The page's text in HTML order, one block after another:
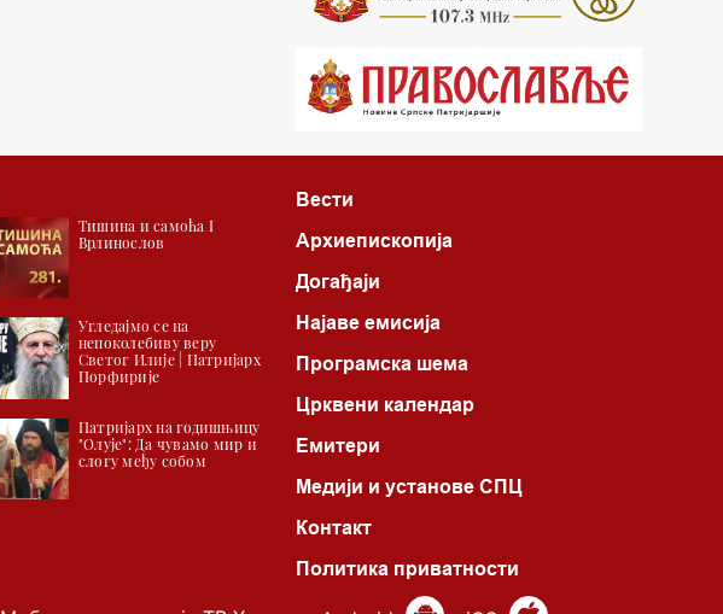
20.30 Хроника Архиепископије
21.03 Врлинослов
22.03 Црквена предавања и трибине
00.03 Црквена предавања и трибине
01.03 Живе речи - подкаст
*најважније вести емитујемо на
Тишина и самоћа I
Врлинослов
Угледајмо се на
непоколебиву веру
Светог Илије | Патријарх
Порфирије
Патријарх на годишњицу
"Олује": Да чувамо мир и
слогу међу собом
Вести
Архиепископија
Догађаји
Најаве емисија
Програмска шема
Црквени календар
Емитери
Медији и установе СПЦ
Контакт
Политика приватности